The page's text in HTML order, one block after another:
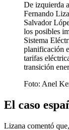
De izquierda
Fernando
Salvador
los posibles
Sistema
planificación
tarifas
transición
Foto: Anel
El caso
Lizana comentó